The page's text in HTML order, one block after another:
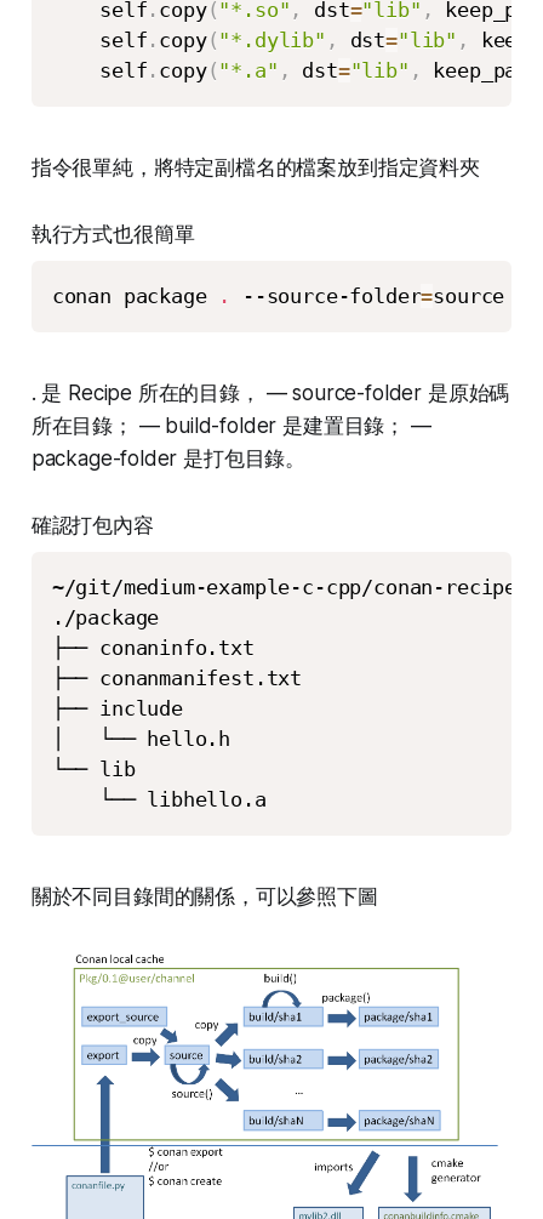
    self
. copy( "*.so" , dst="lib" ,
    self
. copy( "*.dylib" , dst="lib" ,
    self
. copy( "*.a" , dst="lib" , keep_path
指令很單純，將特定副檔名的檔案放到指定資料夾
執行方式也很簡單
conan package . --source-folder=source
. 是 Recipe 所在的目錄， — source-folder 是原始碼
所在目錄； — build-folder 是建置目錄； —
package-folder 是打包目錄。
確認打包內容
~/git/medium-example-c-cpp/conan-
./package
├── conaninfo.txt
├── conanmanifest.txt
├── include
│   └── hello.h
└── lib
    └── libhello.a
關於不同目錄間的關係，可以參照下圖